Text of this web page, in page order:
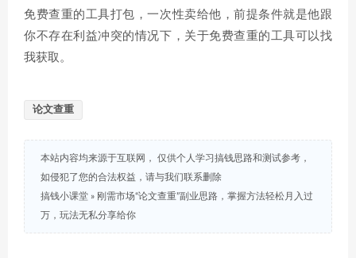
免费查重的工具打包，一次性卖给他，前提条件就是他跟
你不存在利益冲突的情况下，关于免费查重的工具可以找
我获取。
论文查重
本站内容均来源于互联网， 仅供个人学习搞钱思路和测试参考，
如侵犯了您的合法权益，请与我们联系删除
搞钱小课堂 » 刚需市场“论文查重”副业思路，掌握方法轻松月入过
万，玩法无私分享给你